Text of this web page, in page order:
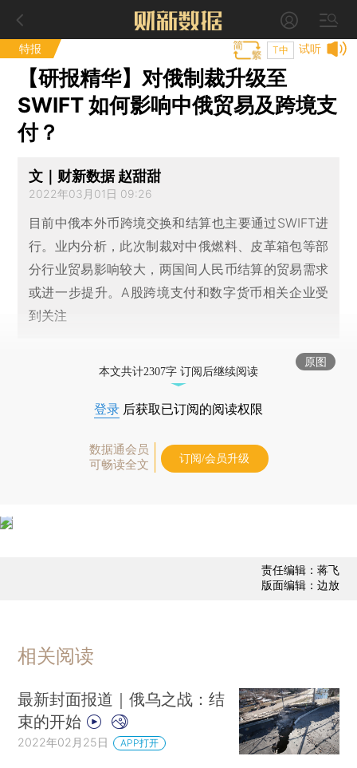
特报 试听
T中
【研报精华】对俄制裁升级至
SWIFT 如何影响中俄贸易及跨境支
付？
文｜财新数据 赵甜甜
2022年03月01日 09:26
目前中俄本外币跨境交换和结算也主要通过SWIFT进
行。业内分析，此次制裁对中俄燃料、皮革箱包等部
分行业贸易影响较大，两国间人民币结算的贸易需求
或进一步提升。A股跨境支付和数字货币相关企业受
到关注
原图
本文共计2307字 订阅后继续阅读
登录 后获取已订阅的阅读权限
数据通会员
可畅读全文
订阅/会员升级
责任编辑：蒋飞
版面编辑：边放
相关阅读
最新封面报道｜俄乌之战：结
束的开始
2022年02月25日 APP打开